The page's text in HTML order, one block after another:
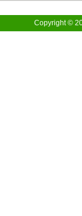
Copyright ©